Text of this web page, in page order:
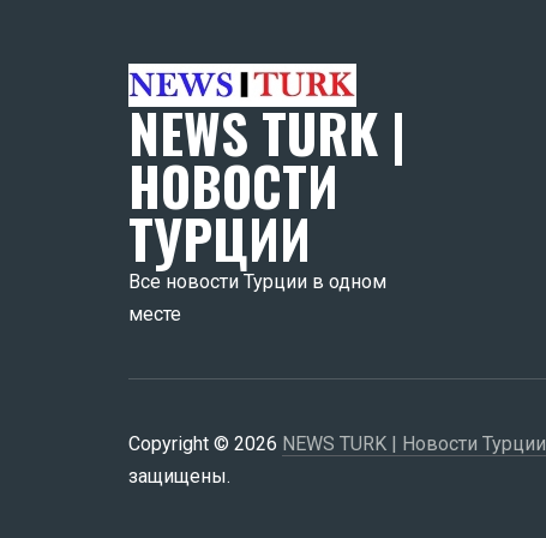
NEWS TURK |
НОВОСТИ
ТУРЦИИ
Все новости Турции в одном
месте
Copyright © 2026 NEWS TURK | Новости Турции
защищены.